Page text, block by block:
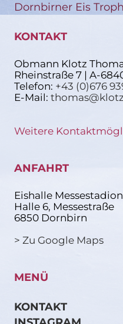
Dornbirner Eis
KONTAKT
Obmann Klotz
Rheinstraße 7 | A-
Telefon: +43 (0)676
E-Mail:
Weitere
ANFAHRT
Eishalle
Halle 6, Messestraße
6850 Dornbirn
> Zu Google Maps
MENÜ
KONTAKT